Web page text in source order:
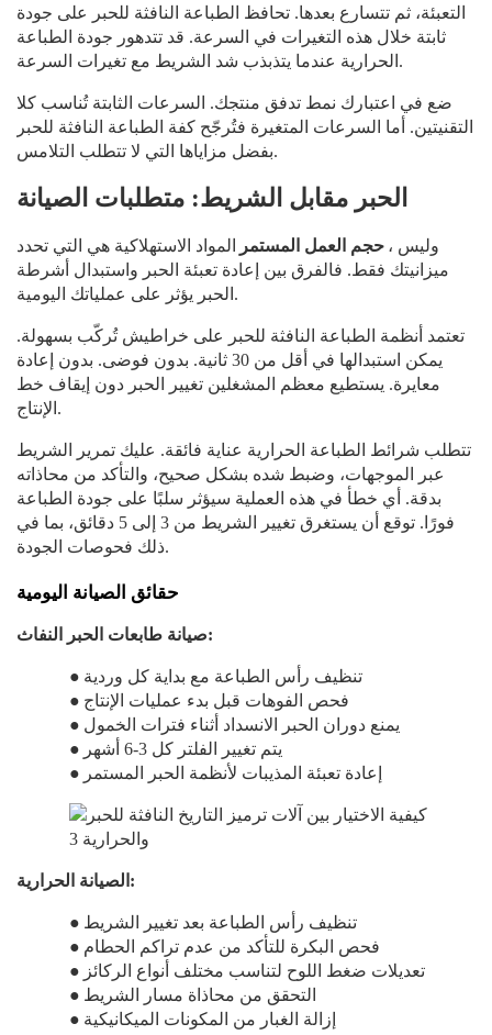
التعبئة، ثم تتسارع بعدها. تحافظ الطباعة النافثة للحبر على جودة
ثابتة خلال هذه التغيرات في السرعة. قد تتدهور جودة الطباعة
الحرارية عندما يتذبذب شد الشريط مع تغيرات السرعة.
ضع في اعتبارك نمط تدفق منتجك. السرعات الثابتة تُناسب كلا
التقنيتين. أما السرعات المتغيرة فتُرجّح كفة الطباعة النافثة للحبر
بفضل مزاياها التي لا تتطلب التلامس.
الحبر مقابل الشريط: متطلبات الصيانة
المواد الاستهلاكية هي التي تحدد حجم العمل المستمر ، وليس
ميزانيتك فقط. فالفرق بين إعادة تعبئة الحبر واستبدال أشرطة
الحبر يؤثر على عملياتك اليومية.
تعتمد أنظمة الطباعة النافثة للحبر على خراطيش تُركّب بسهولة.
يمكن استبدالها في أقل من 30 ثانية. بدون فوضى. بدون إعادة
معايرة. يستطيع معظم المشغلين تغيير الحبر دون إيقاف خط
الإنتاج.
تتطلب شرائط الطباعة الحرارية عناية فائقة. عليك تمرير الشريط
عبر الموجهات، وضبط شده بشكل صحيح، والتأكد من محاذاته
بدقة. أي خطأ في هذه العملية سيؤثر سلبًا على جودة الطباعة
فورًا. توقع أن يستغرق تغيير الشريط من 3 إلى 5 دقائق، بما في
ذلك فحوصات الجودة.
حقائق الصيانة اليومية
صيانة طابعات الحبر النفاث:
● تنظيف رأس الطباعة مع بداية كل وردية
● فحص الفوهات قبل بدء عمليات الإنتاج
● يمنع دوران الحبر الانسداد أثناء فترات الخمول
●
يتم تغيير الفلتر كل 3-6 أشهر
● إعادة تعبئة المذيبات لأنظمة الحبر المستمر
الصيانة الحرارية:
● تنظيف رأس الطباعة بعد تغيير الشريط
● فحص البكرة للتأكد من عدم تراكم الحطام
● تعديلات ضغط اللوح لتناسب مختلف أنواع الركائز
● التحقق من محاذاة مسار الشريط
● إزالة الغبار من المكونات الميكانيكية